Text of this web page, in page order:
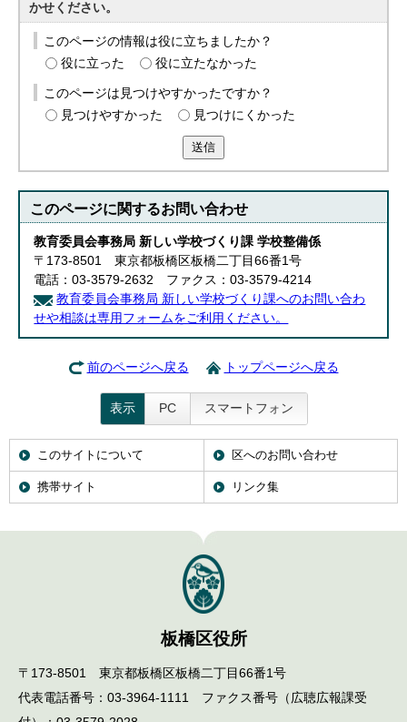
かせください。
このページの情報は役に立ちましたか？
役に立った
役に立たなかった
このページは見つけやすかったですか？
見つけやすかった
見つけにくかった
送信
このページに関するお問い合わせ
教育委員会事務局 新しい学校づくり課 学校整備係
〒173-8501 東京都板橋区板橋二丁目66番1号
電話：03-3579-2632 ファクス：03-3579-4214
教育委員会事務局 新しい学校づくり課へのお問い合わ
せや相談は専用フォームをご利用ください。
前のページへ戻る トップページへ戻る
表示 PC スマートフォン
このサイトについて 区へのお問い合わせ
携帯サイト リンク集
板橋区役所
〒173-8501 東京都板橋区板橋二丁目66番1号
代表電話番号：03-3964-1111 ファクス番号（広聴広報課受